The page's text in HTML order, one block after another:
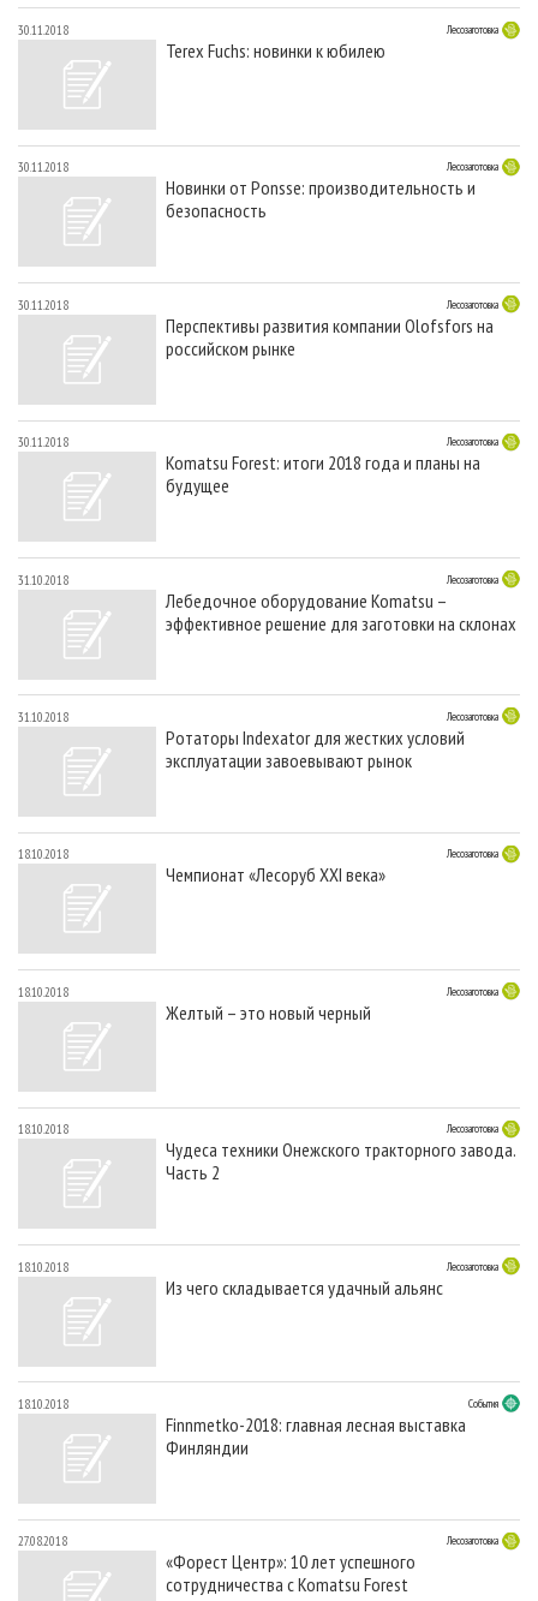
30.11.2018 Лесозаготовка
Terex Fuchs: новинки к юбилею
30.11.2018 Лесозаготовка
Новинки от Ponsse: производительность и
безопасность
30.11.2018 Лесозаготовка
Перспективы развития компании Olofsfors на
российском рынке
30.11.2018 Лесозаготовка
Komatsu Forest: итоги 2018 года и планы на
будущее
31.10.2018 Лесозаготовка
Лебедочное оборудование Komatsu –
эффективное решение для заготовки на склонах
31.10.2018 Лесозаготовка
Ротаторы Indexator для жестких условий
эксплуатации завоевывают рынок
18.10.2018 Лесозаготовка
Чемпионат «Лесоруб XXI века»
18.10.2018 Лесозаготовка
Желтый – это новый черный
18.10.2018 Лесозаготовка
Чудеса техники Онежского тракторного завода.
Часть 2
18.10.2018 Лесозаготовка
Из чего складывается удачный альянс
18.10.2018 События
Finnmetko-2018: главная лесная выставка
Финляндии
27.08.2018 Лесозаготовка
«Форест Центр»: 10 лет успешного
сотрудничества с Komatsu Forest